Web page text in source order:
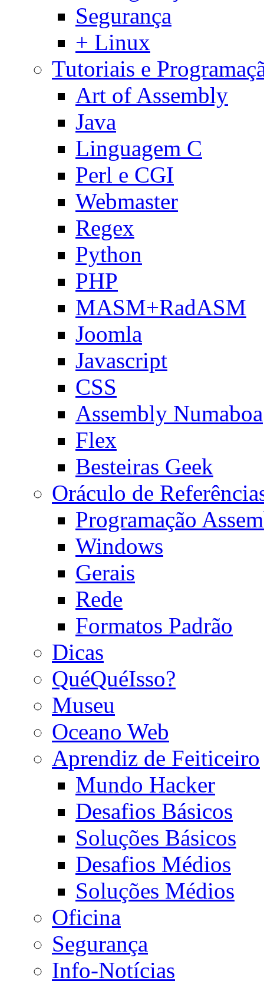
Segurança
+ Linux
Tutoriais e
Art of Assembly
Java
Linguagem C
Perl e CGI
Webmaster
Regex
Python
PHP
MASM+RadASM
Joomla
Javascript
CSS
Assembly Numaboa
Flex
Besteiras Geek
Oráculo de
Programação
Windows
Gerais
Rede
Formatos Padrão
Dicas
QuéQuéIsso?
Museu
Oceano Web
Aprendiz de Feiticeiro
Mundo Hacker
Desafios Básicos
Soluções Básicos
Desafios Médios
Soluções Médios
Oficina
Segurança
Info-Notícias